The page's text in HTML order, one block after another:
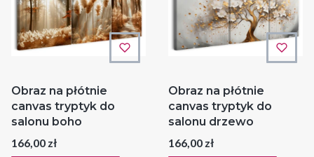
Obraz na płótnie
canvas tryptyk do
salonu boho
Cena
166,00 zł
Obraz na płótnie
canvas tryptyk do
salonu drzewo
Cena
166,00 zł